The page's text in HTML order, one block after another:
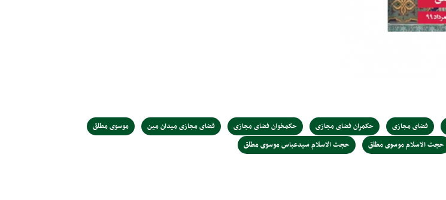
فضای مجازی حکمران فضای مجازی حکمخوان فضای مجازی فضای مجازی میدان مین
موسوی مطلق
حجت الاسلام موسوی مطلق حجت الاسلام سیدعباس موسوی مطلق